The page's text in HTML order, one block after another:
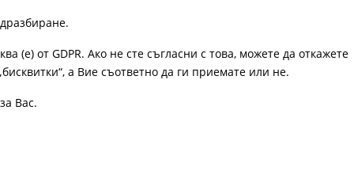
(е) от GDPR. Ако не сте съгласни с това, можете да откажете
а Вие съответно да ги приемате или не.
Вас.